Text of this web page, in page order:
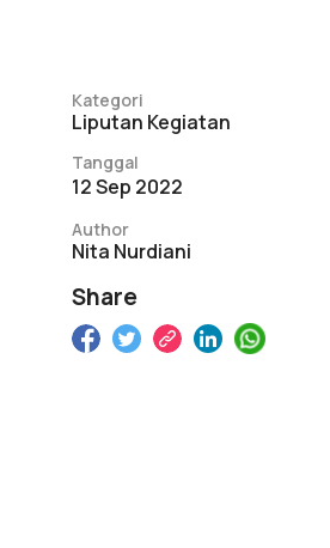
Kategori
Liputan Kegiatan
Tanggal
12 Sep 2022
Author
Nita Nurdiani
Share